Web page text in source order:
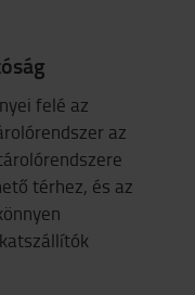
felé az
az
térhez, és az